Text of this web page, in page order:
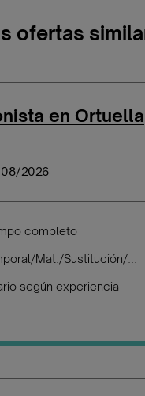
ofertas
en Ortuella
08/2026
completo
Mat./Sustitución/...
según experiencia